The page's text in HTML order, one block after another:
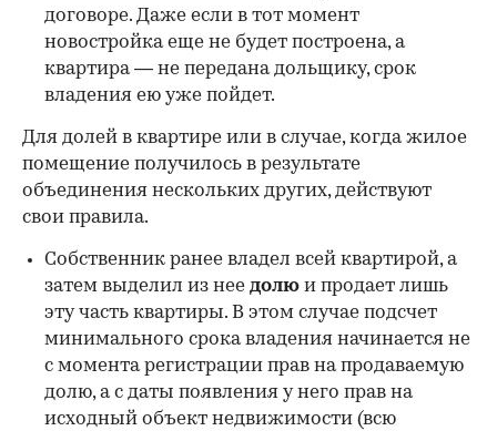
договоре. Даже если в тот момент
новостройка еще не будет построена, а
квартира — не передана дольщику, срок
владения ею уже пойдет.
Для долей в квартире или в случае, когда жилое
помещение получилось в результате
объединения нескольких других, действуют
свои правила.
Собственник ранее владел всей квартирой, а
затем выделил из нее долю и продает лишь
эту часть квартиры. В этом случае подсчет
минимального срока владения начинается не
с момента регистрации прав на продаваемую
долю, а с даты появления у него прав на
исходный объект недвижимости (всю